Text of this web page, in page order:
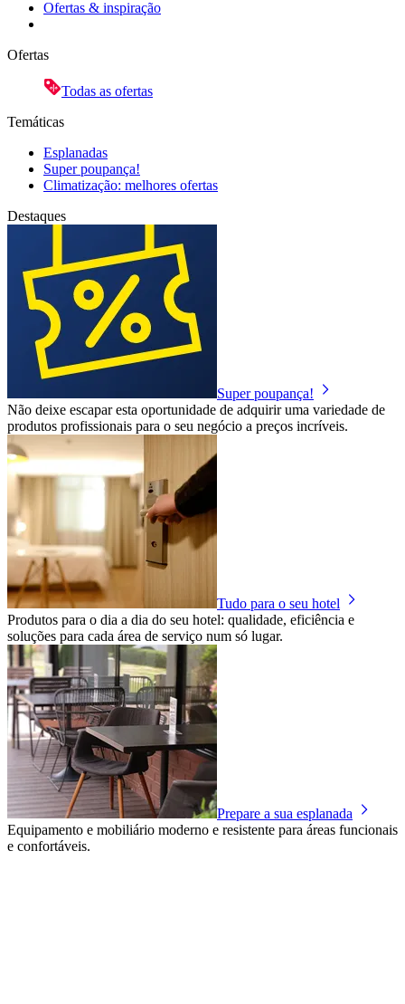
Ofertas & inspiração
Ofertas
Todas as ofertas
Temáticas
Esplanadas
Super poupança!
Climatização: melhores ofertas
Destaques
Super poupança!
Não deixe escapar esta oportunidade de adquirir uma variedade de
produtos profissionais para o seu negócio a preços incríveis.
Tudo para o seu hotel
Produtos para o dia a dia do seu hotel: qualidade, eficiência e
soluções para cada área de serviço num só lugar.
Prepare a sua esplanada
Equipamento e mobiliário moderno e resistente para áreas funcionais
e confortáveis.